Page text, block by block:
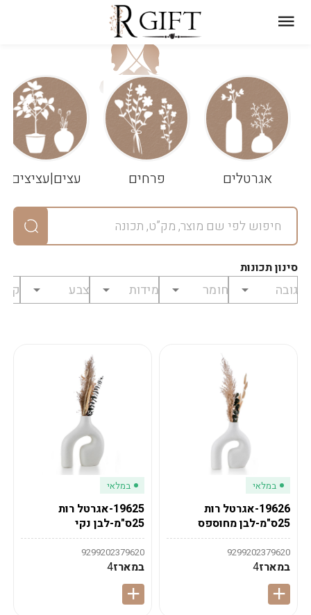
אגרטלים פרחים עצים|עציצים
סינון תכונות
במלאי
19626-אגרטל רות
25ס"מ-לבן מחוספס
9299202379620
במארז4
במלאי
19625-אגרטל רות
25ס"מ-לבן נקי
9299202379620
במארז4
עגלת
שלך
ניקוי
הסל
במארז
מחיר
לפני
₪0
לתשלום